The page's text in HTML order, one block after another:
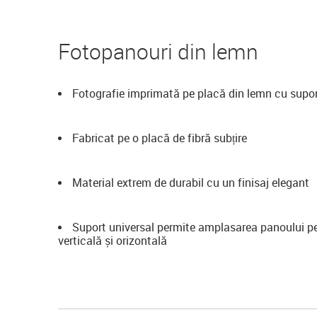
Fotopanouri din lemn
Fotografie imprimată pe placă din lemn cu
Fabricat pe o placă de fibră subțire
Material extrem de durabil cu un finisaj elegant
Suport universal permite amplasarea panoului
verticală și orizontală